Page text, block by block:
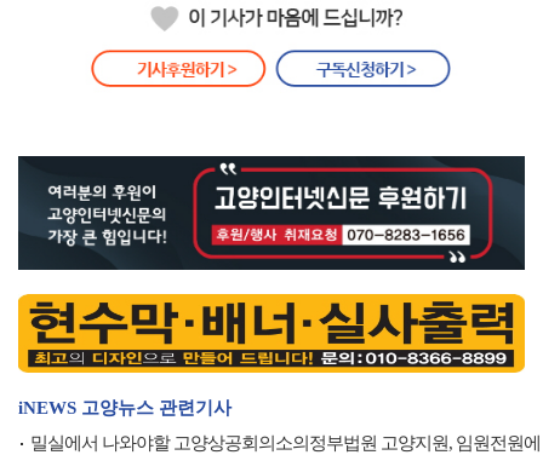
iNEWS 고양뉴스 관련기사
밀실에서 나와야할 고양상공회의소의정부법원 고양지원, 임원전원